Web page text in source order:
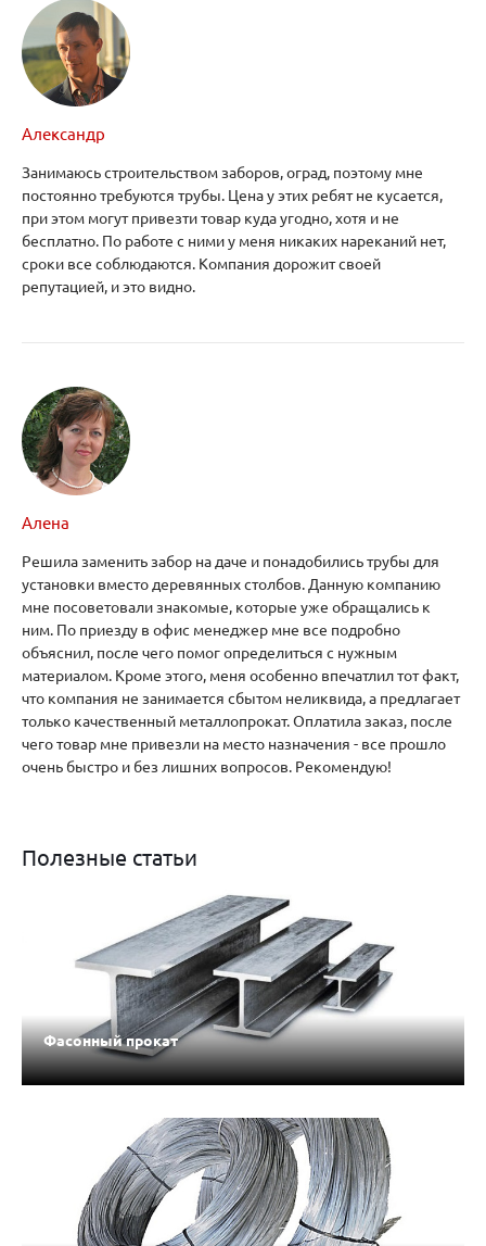
Александр
Занимаюсь строительством заборов, оград, поэтому мне
постоянно требуются трубы. Цена у этих ребят не кусается,
при этом могут привезти товар куда угодно, хотя и не
бесплатно. По работе с ними у меня никаких нареканий нет,
сроки все соблюдаются. Компания дорожит своей
репутацией, и это видно.
Алена
Решила заменить забор на даче и понадобились трубы для
установки вместо деревянных столбов. Данную компанию
мне посоветовали знакомые, которые уже обращались к
ним. По приезду в офис менеджер мне все подробно
объяснил, после чего помог определиться с нужным
материалом. Кроме этого, меня особенно впечатлил тот факт,
что компания не занимается сбытом неликвида, а предлагает
только качественный металлопрокат. Оплатила заказ, после
чего товар мне привезли на место назначения - все прошло
очень быстро и без лишних вопросов. Рекомендую!
Полезные статьи
Фасонный прокат